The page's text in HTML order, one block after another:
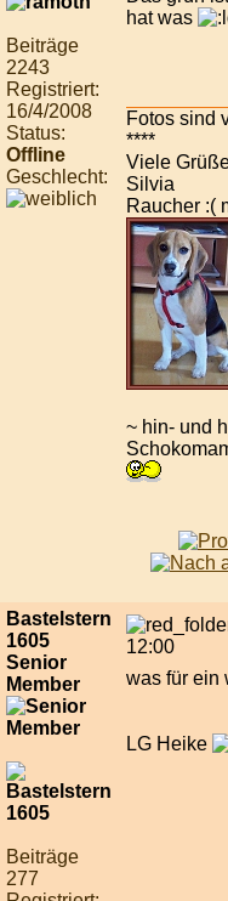
Beiträge
2243
Registriert:
16/4/2008
Status:
Offline
Geschlecht:
hat was
Fotos sind
****
Viele
Silvia
Raucher :(
~ hin- und
Bastelstern
1605
Senior
Member
Beiträge
277
12:00
was für ein
LG Heike